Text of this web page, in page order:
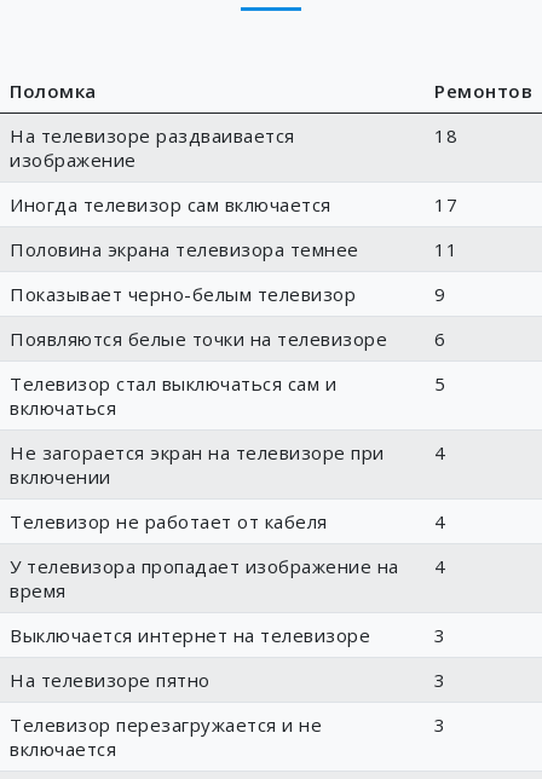
Поломка
Ремонтов
На телевизоре раздваивается
изображение
18
Иногда телевизор сам включается
17
Половина экрана телевизора темнее
11
Показывает черно-белым телевизор
9
Появляются белые точки на телевизоре
6
Телевизор стал выключаться сам и
включаться
5
Не загорается экран на телевизоре при
включении
4
Телевизор не работает от кабеля
4
У телевизора пропадает изображение на
время
4
Выключается интернет на телевизоре
3
На телевизоре пятно
3
Телевизор перезагружается и не
включается
3